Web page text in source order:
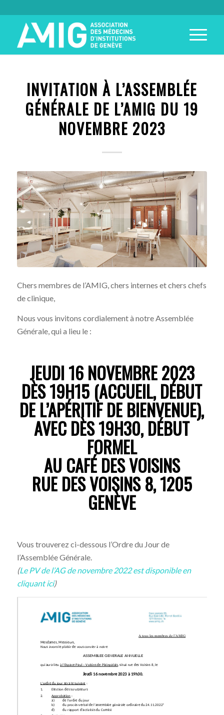
INVITATION À L’ASSEMBLÉE
GÉNÉRALE DE L’AMIG DU 19
NOVEMBRE 2023
Chers membres de l’AMIG, chers internes et chers chefs
de clinique,
Nous vous invitons cordialement à notre Assemblée
Générale, qui a lieu le :
JEUDI 16 NOVEMBRE 2023
DÈS 19H15 (ACCUEIL, DÉBUT
DE L’APÉRITIF DE BIENVENUE),
AVEC DÈS 19H30, DÉBUT
FORMEL
AU CAFÉ DES VOISINS
RUE DES VOISINS 8, 1205
GENÈVE
Vous trouverez ci-dessous l’Ordre du Jour de
l’Assemblée Générale.
(Le PV de l’AG de novembre 2022 est disponible en
cliquant ici)